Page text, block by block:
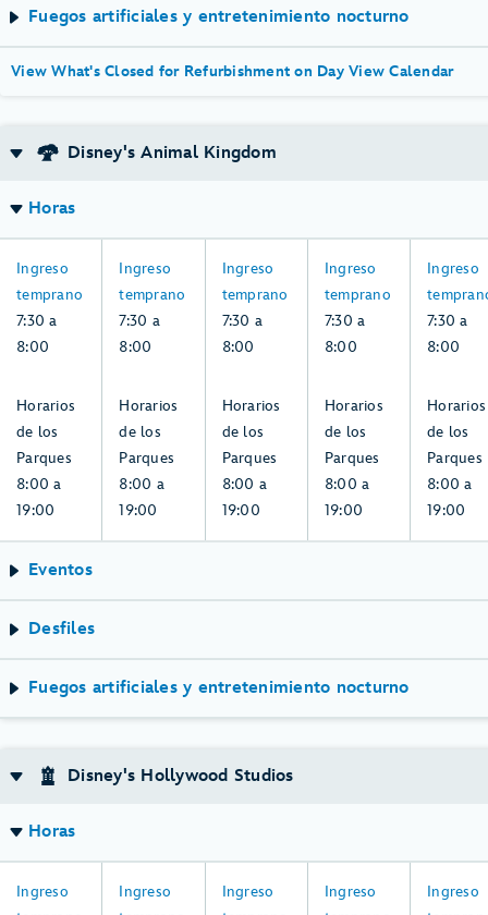
Fuegos artificiales y entretenimiento nocturno
View What's Closed for Refurbishment on Day View Calendar
Disney's Animal Kingdom
Horas
Ingreso
temprano
7:30
a
8:00,
domingo,
agosto
7:30 a
8:00
Horarios
de los
Parques
8:00
a
19:00,
domingo,
2,
8:00 a
19:00
Ingreso
temprano
7:30
a
8:00,
lunes,
agosto
7:30 a
8:00
Horarios
de los
Parques
8:00
a
19:00,
lunes,
3,
8:00 a
19:00
Ingreso
temprano
7:30
a
8:00,
martes,
agosto
7:30 a
8:00
Horarios
de los
Parques
8:00
a
19:00,
martes,
4,
8:00 a
19:00
Ingreso
temprano
7:30
a
8:00,
miércoles,
agosto
7:30 a
8:00
Horarios
de los
Parques
8:00
a
19:00,
miércoles,
5,
8:00 a
19:00
Ingreso
7:30
a
8:00,
jueves,
agosto
7:30 a
8:00
Horarios
de los
Parques
8:00
a
19:00,
jueves,
6,
8:00 a
19:00
Eventos
Desfiles
Fuegos artificiales y entretenimiento nocturno
Disney's Hollywood Studios
Horas
Ingreso
8:30
Ingreso
8:30
Ingreso
8:30
Ingreso
8:30
Ingreso
8:30